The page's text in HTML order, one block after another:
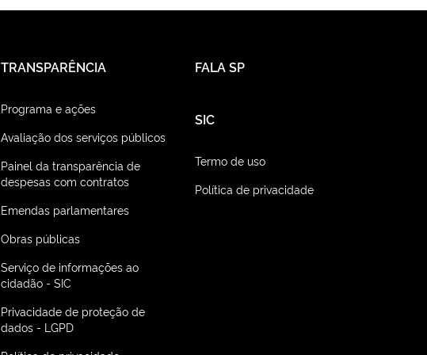
TRANSPARÊNCIA
Programa e ações
Avaliação dos serviços públicos
Painel da transparência de
despesas com contratos
Emendas parlamentares
Obras públicas
Serviço de informações ao
cidadão - SIC
Privacidade de proteção de
dados - LGPD
FALA SP
SIC
Termo de uso
Política de privacidade